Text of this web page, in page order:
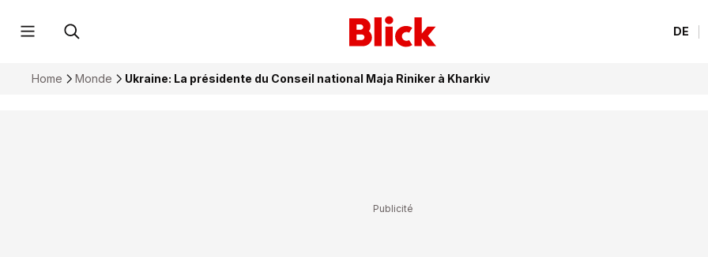
DE
Home Monde Ukraine: La présidente du Conseil national Maja Riniker à Kharkiv